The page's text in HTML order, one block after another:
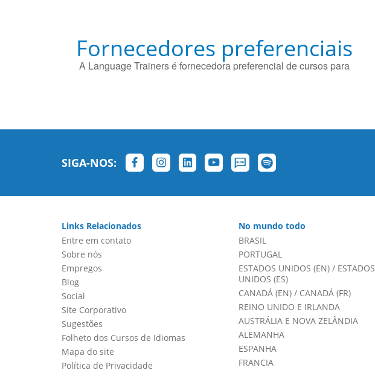
Fornecedores preferenciais
A Language Trainers é fornecedora preferencial de cursos para
SIGA-NOS:
Links Relacionados
Entre em contato
Sobre nós
Empregos
Blog
Social
Site Corporativo
Sugestões
Folheto dos Cursos de Idiomas
Mapa do site
Política de Privacidade
No mundo todo
BRASIL
PORTUGAL
ESTADOS UNIDOS (EN)/ ESTADOS
UNIDOS (ES)
CANADÁ (EN)/ CANADÁ (FR)
REINO UNIDO E IRLANDA
AUSTRÁLIA E NOVA ZELÂNDIA
ALEMANHA
ESPANHA
FRANCIA